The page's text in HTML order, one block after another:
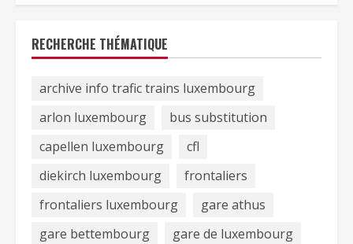
RECHERCHE THÉMATIQUE
archive info trafic trains luxembourg
arlon luxembourg
bus substitution
capellen luxembourg
cfl
diekirch luxembourg
frontaliers
frontaliers luxembourg
gare athus
gare bettembourg
gare de luxembourg